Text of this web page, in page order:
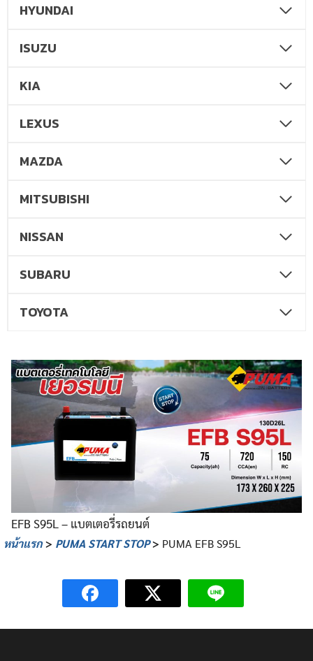
HYUNDAI
ISUZU
KIA
LEXUS
MAZDA
MITSUBISHI
NISSAN
SUBARU
TOYOTA
EFB S95L – แบตเตอรี่รถยนต์
หน้าแรก> PUMA START STOP> PUMA EFB S95L